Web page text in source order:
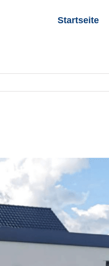
Startseite